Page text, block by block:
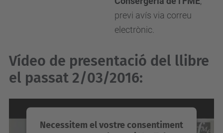
previ avís via correu
electrònic.
Vídeo de presentació del llibre
el passat 2/03/2016:
Necessitem el vostre consentiment